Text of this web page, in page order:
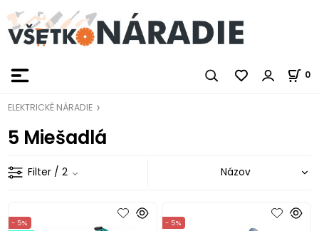
0
ELEKTRICKÉ NÁRADIE
5 Miešadlá
Filter / 2
- 5%
- 5%